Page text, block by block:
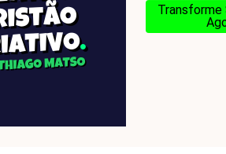
Transforme